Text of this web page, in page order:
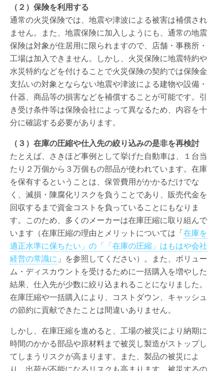
（２）保険を利用する
通常の火災保険では、地震や津波による被害は補償され
ません。また、地震保険に加入しようにも、通常の地震
保険は対象が住居用に限られますので、店舗・事務所・
工場は加入できません。しかし、火災保険に地震特約や
水災特約などを付けることで火災保険の契約では保険金
支払いの対象とならない地震や津波による建物や設備・
什器、商品等の損害などを補償することが可能です。引
き受け条件等は保険会社によって異なるため、内容を十
分に確認する必要があります。
（３）在庫の圧縮や仕入先の絞り込みの是非を再検討
たとえば、さきほど事例として挙げた自動車は、１台当
たり２万個から３万個もの部品が使われています。在庫
を保有するということは、保管費用がかかるだけでな
く、滅損・陳腐化リスクを負うことであり、販売代金を
回収するまで資金コストを負っていることにもなりま
す。このため、多くのメーカーは在庫圧縮に取り組んで
います（在庫圧縮の理由とメリットについては「在庫を
適正水準に保ちたい」の「「在庫の圧縮」はもはや会社
経営の常識に 」を参照してください）。また、ボリュー
ム・ディスカウントを受けるために一括購入を増やした
結果、仕入先が少数に絞り込まれることになりました。
在庫圧縮や一括購入により、コストダウン、キャッシュ
の節約に貢献できたことは間違いありません。
しかし、在庫圧縮を進めると、工場の被災により納期に
時間のかかる部品や原材料まで被災し製造がストップし
てしまうリスクが高まります。また、製品の被災によ
り、出荷が不能になるリスクも高まります。被災するの